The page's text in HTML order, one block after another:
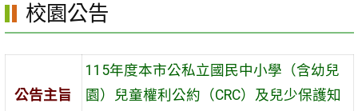
校園公告
公告主旨
115年度本市公私立國民中小學（含幼兒
園）兒童權利公約（CRC）及兒少保護知